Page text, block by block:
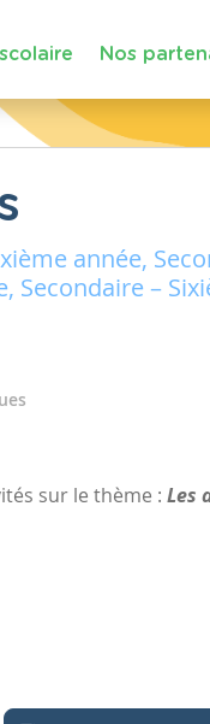
Nos
année,
Secondaire –
sur le thème :Les